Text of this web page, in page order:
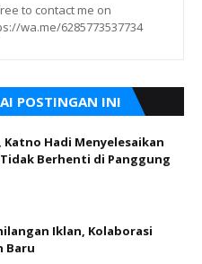
to contact me on
wa.me/6285773537734
POSTINGAN INI
Katno Hadi Menyelesaikan
Berhenti di Panggung
Iklan, Kolaborasi
Baru